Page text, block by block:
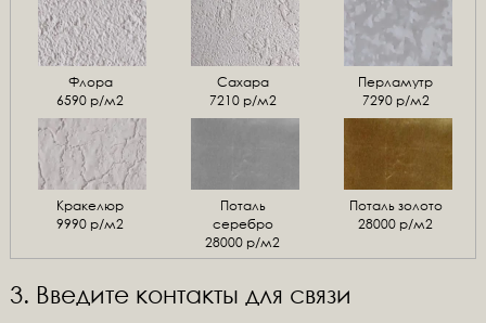
Флора
6590 р/м2
Сахара
7210 р/м2
Перламутр
7290 р/м2
Кракелюр
9990 р/м2
Поталь
серебро
28000 р/м2
Поталь золото
28000 р/м2
3. Введите контакты для связи